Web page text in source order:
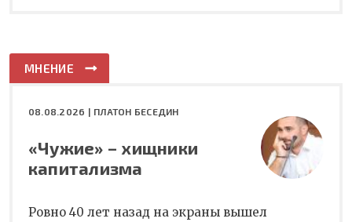
МНЕНИЕ
08.08.2026 | ПЛАТОН БЕСЕДИН
«Чужие» – хищники
капитализма
Ровно 40 лет назад на экраны вышел